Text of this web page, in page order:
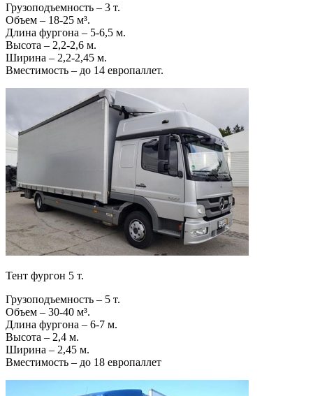
Грузоподъемность – 3 т.
Объем – 18-25 м³.
Длина фургона – 5-6,5 м.
Высота – 2,2-2,6 м.
Ширина – 2,2-2,45 м.
Вместимость – до 14 европаллет.
Тент фургон 5 т.
Грузоподъемность – 5 т.
Объем – 30-40 м³.
Длина фургона – 6-7 м.
Высота – 2,4 м.
Ширина – 2,45 м.
Вместимость – до 18 европаллет